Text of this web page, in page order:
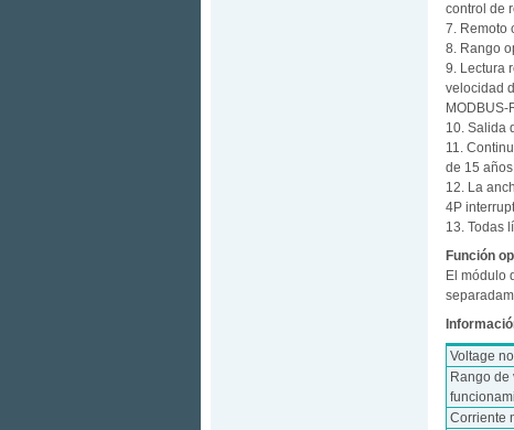
control de
7. Remoto
8. Rango
9. Lectura
velocidad
MODBUS-
10. Salida
11.
de 15
12. La
4P
13. Todas
Función
El módulo
Voltage
Rango de
Corriente